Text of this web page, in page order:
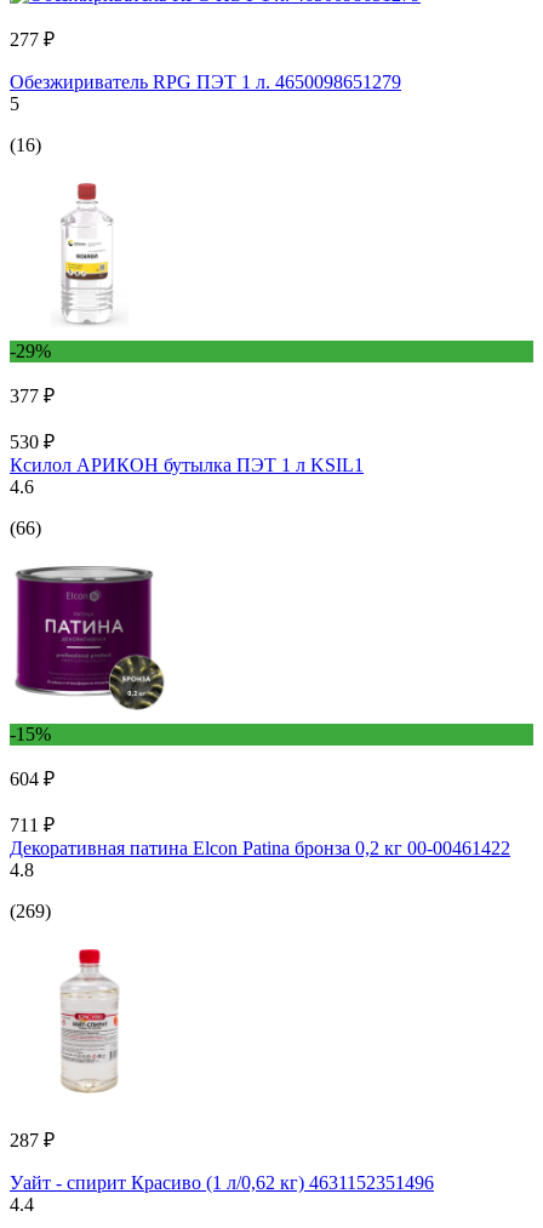
277 ₽
Обезжириватель RPG ПЭТ 1 л. 4650098651279
5
(16)
-29%
377 ₽
530 ₽
Ксилол АРИКОН бутылка ПЭТ 1 л KSIL1
4.6
(66)
-15%
604 ₽
711 ₽
Декоративная патина Elcon Patina бронза 0,2 кг 00-00461422
4.8
(269)
287 ₽
Уайт - спирит Красиво (1 л/0,62 кг) 4631152351496
4.4